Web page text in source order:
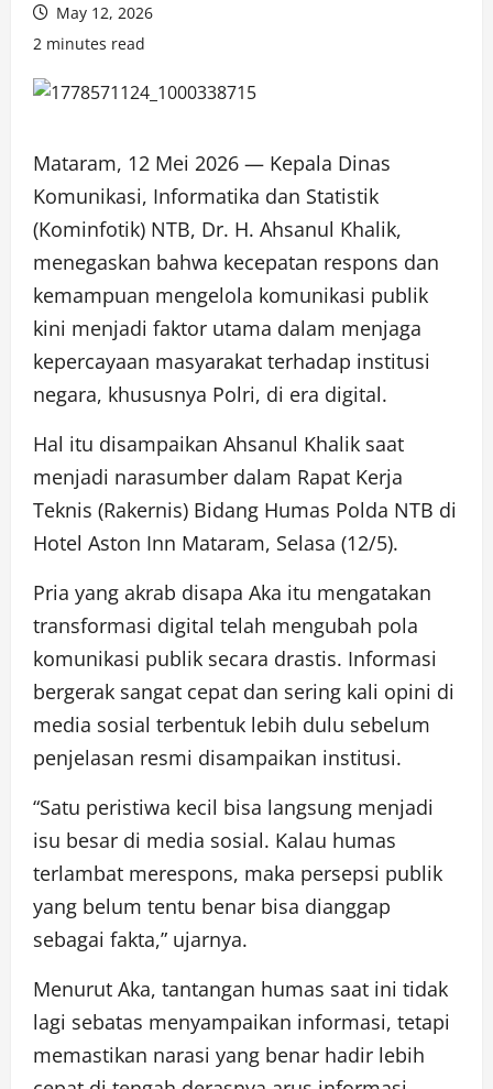
May 12, 2026
2 minutes read
Mataram, 12 Mei 2026 — Kepala Dinas
Komunikasi, Informatika dan Statistik
(Kominfotik) NTB, Dr. H. Ahsanul Khalik,
menegaskan bahwa kecepatan respons dan
kemampuan mengelola komunikasi publik
kini menjadi faktor utama dalam menjaga
kepercayaan masyarakat terhadap institusi
negara, khususnya Polri, di era digital.
Hal itu disampaikan Ahsanul Khalik saat
menjadi narasumber dalam Rapat Kerja
Teknis (Rakernis) Bidang Humas Polda NTB di
Hotel Aston Inn Mataram, Selasa (12/5).
Pria yang akrab disapa Aka itu mengatakan
transformasi digital telah mengubah pola
komunikasi publik secara drastis. Informasi
bergerak sangat cepat dan sering kali opini di
media sosial terbentuk lebih dulu sebelum
penjelasan resmi disampaikan institusi.
“Satu peristiwa kecil bisa langsung menjadi
isu besar di media sosial. Kalau humas
terlambat merespons, maka persepsi publik
yang belum tentu benar bisa dianggap
sebagai fakta,” ujarnya.
Menurut Aka, tantangan humas saat ini tidak
lagi sebatas menyampaikan informasi, tetapi
memastikan narasi yang benar hadir lebih